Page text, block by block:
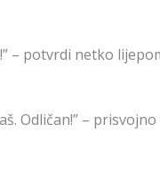
– potvrdi netko
Odličan!” –